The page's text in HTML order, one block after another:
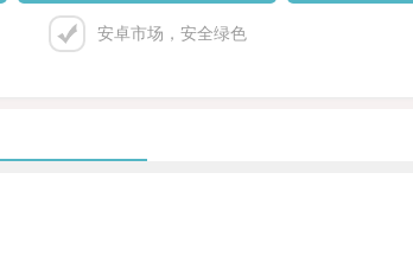
安卓市场，安全绿色